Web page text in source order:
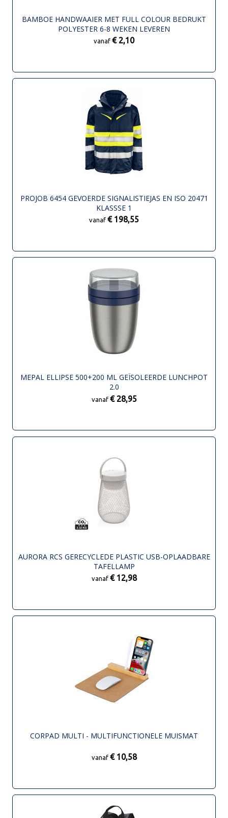
BAMBOE HANDWAAIER MET FULL COLOUR BEDRUKT
POLYESTER 6-8 WEKEN LEVEREN
vanaf € 2,10
PROJOB 6454 GEVOERDE SIGNALISTIEJAS EN ISO 20471
KLASSSE 1
vanaf € 198,55
MEPAL ELLIPSE 500+200 ML GEÏSOLEERDE LUNCHPOT
2.0
vanaf € 28,95
AURORA RCS GERECYCLEDE PLASTIC USB-OPLAADBARE
TAFELLAMP
vanaf € 12,98
CORPAD MULTI - MULTIFUNCTIONELE MUISMAT
vanaf € 10,58